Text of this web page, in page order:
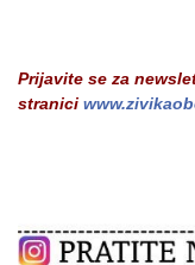
Prijavite se za
stranici